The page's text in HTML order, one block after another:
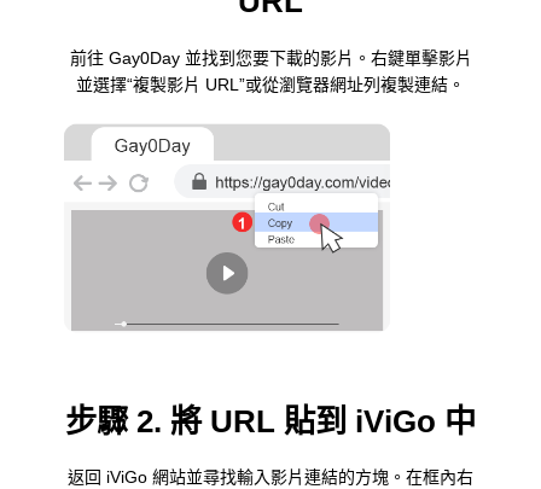
前往 Gay0Day 並找到您要下載的影片。右鍵單擊影片
並選擇“複製影片 URL”或從瀏覽器網址列複製連結。
步驟 2. 將 URL 貼到 iViGo 中
返回 iViGo 網站並尋找輸入影片連結的方塊。在框內右